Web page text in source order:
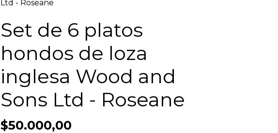
Ltd - Roseane
Set de 6 platos
hondos de loza
inglesa Wood and
Sons Ltd - Roseane
$50.000,00